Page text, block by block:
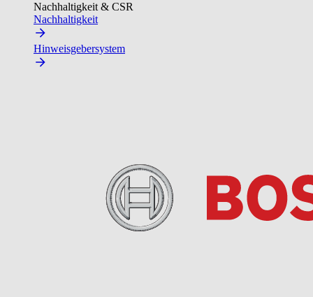
Nachhaltigkeit & CSR
Nachhaltigkeit
Hinweisgebersystem